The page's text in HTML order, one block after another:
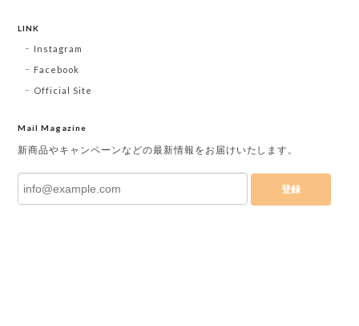
LINK
Instagram
Facebook
Official Site
Mail Magazine
新商品やキャンペーンなどの最新情報をお届けいたします。
登録